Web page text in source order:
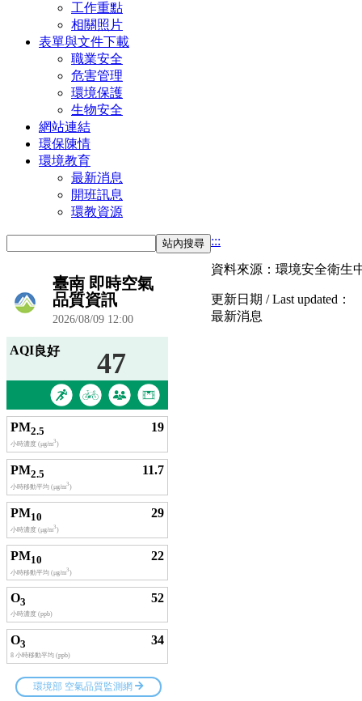
工作重點
相關照片
表單與文件下載
職業安全
危害管理
環境保護
生物安全
網站連結
環保陳情
環境教育
最新消息
開班訊息
環教資源
站內搜尋 :::
資料來源：環境安全衛生
更新日期 / Last updated：
最新消息